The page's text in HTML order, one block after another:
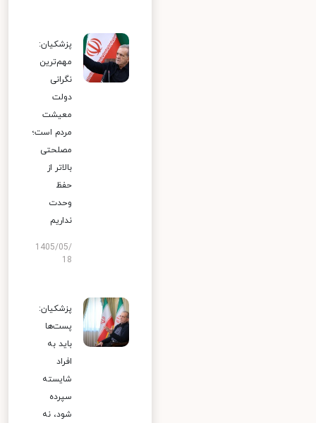
پزشکیان:
مهم‌ترین
نگرانی
دولت
معیشت
مردم است؛
مصلحتی
بالاتر از
حفظ
وحدت
نداریم
1405/05/
18
پزشکیان:
پست‌ها
باید به
افراد
شایسته
سپرده
شود، نه